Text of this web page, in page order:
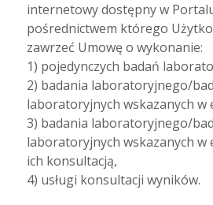
internetowy dostępny w
pośrednictwem którego
zawrzeć Umowę o wykonanie:
1) pojedynczych badań
2) badania laboratoryjnego/
laboratoryjnych wskazanych w
3) badania laboratoryjnego/
laboratoryjnych wskazanych w
ich konsultacją,
4) usługi konsultacji wyników.